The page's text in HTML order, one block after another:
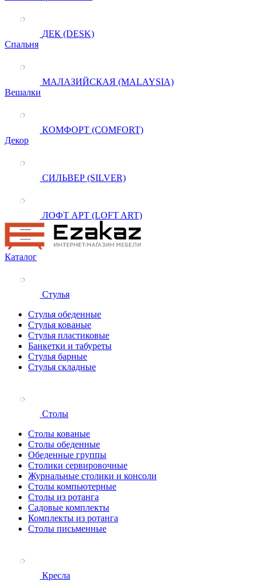
ДЕК (DESK)
Спальня
МАЛАЗИЙСКАЯ (MALAYSIA)
Вешалки
КОМФОРТ (COMFORT)
Декор
СИЛЬВЕР (SILVER)
ЛОФТ АРТ (LOFT ART)
Каталог
Стулья
Стулья обеденные
Стулья кованые
Стулья пластиковые
Банкетки и табуреты
Стулья барные
Стулья складные
Столы
Столы кованые
Столы обеденные
Обеденные группы
Столики сервировочные
Журнальные столики и консоли
Столы компьютерные
Столы из ротанга
Садовые комплекты
Комплекты из ротанга
Столы письменные
Кресла